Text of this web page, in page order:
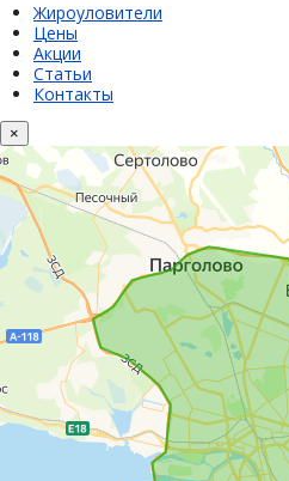
Жироуловители
Цены
Акции
Статьи
Контакты
×